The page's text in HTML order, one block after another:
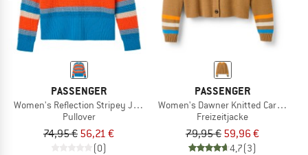
PASSENGER
Women's Reflection Stripey Jumper
Pullover
74,95 € 56,21 €
(0)
PASSENGER
Women's Dawner Knitted Cardigan
Freizeitjacke
79,95 € 59,96 €
4,7(3)